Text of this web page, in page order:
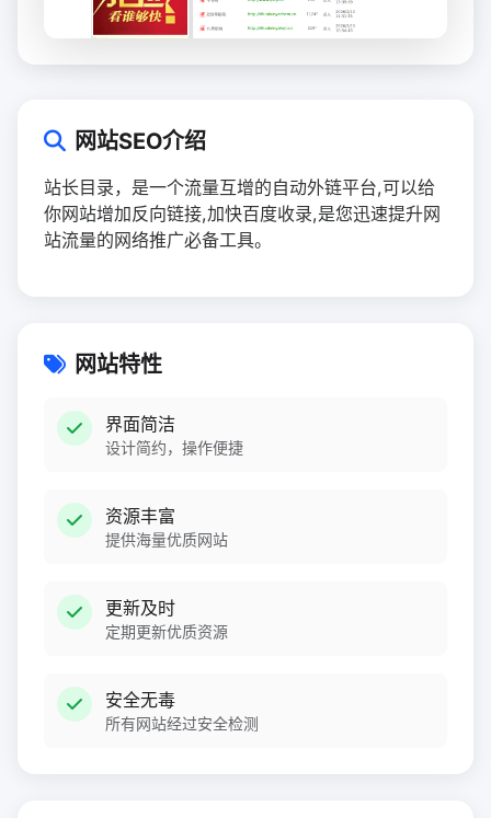
网站SEO介绍
站长目录，是一个流量互增的自动外链平台,可以给
你网站增加反向链接,加快百度收录,是您迅速提升网
站流量的网络推广必备工具。
网站特性
界面简洁
设计简约，操作便捷
资源丰富
提供海量优质网站
更新及时
定期更新优质资源
安全无毒
所有网站经过安全检测